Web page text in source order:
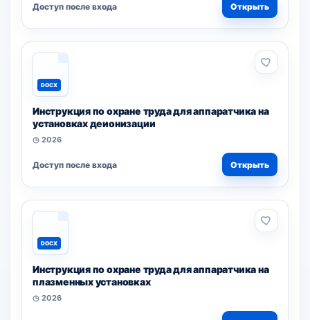
Доступ после входа Открыть
DOCX
Инструкция по охране труда для аппаратчика на
установках деионизации
◷ 2026
Доступ после входа Открыть
DOCX
Инструкция по охране труда для аппаратчика на
плазменных установках
◷ 2026